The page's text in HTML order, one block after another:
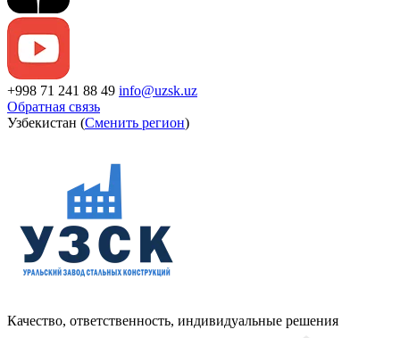
+998 71 241 88 49 info@uzsk.uz
Обратная связь
Узбекистан (Сменить регион)
Качество, ответственность, индивидуальные решения